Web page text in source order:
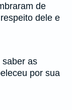
de
dele e
saber as
por sua